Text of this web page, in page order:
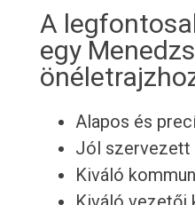
A
egy
Alapos és
Jól szervezett
Kiváló